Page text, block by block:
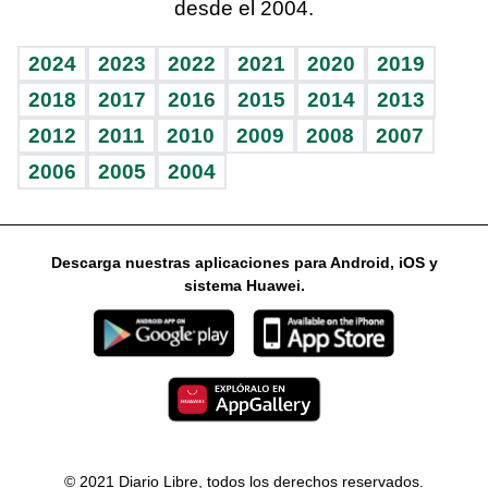
Vida y familia
Eñe
Celebrando la vida
Sin complejos
En pocas palabras
Escuchando al corazón
Economía Personal
Consulta Libre
BRV
TBT Deportivo
Más firmas
Guía del dinero
Horóscopos
desde el 2004.
2024 2023 2022 2021 2020
2019
2018
2017 2016 2015 2014
2013
2012
2011 2010 2009 2008
2007
2006
2005 2004
Descarga nuestras aplicaciones para Android, iOS y
sistema Huawei.
© 2021 Diario Libre, todos los derechos reservados.